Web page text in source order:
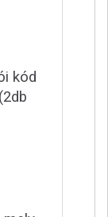
kód